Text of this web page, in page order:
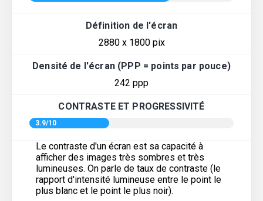
Définition de l'écran
2880 x 1800 pix
Densité de l'écran (PPP = points par pouce)
242 ppp
CONTRASTE ET PROGRESSIVITÉ
3.9/10
Le contraste d'un écran est sa capacité à
afficher des images très sombres et très
lumineuses. On parle de taux de contraste (le
rapport d'intensité lumineuse entre le point le
plus blanc et le point le plus noir).